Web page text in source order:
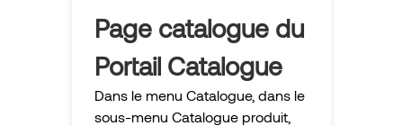
Page catalogue du
Portail Catalogue
Dans le menu Catalogue, dans le
sous-menu Catalogue produit,